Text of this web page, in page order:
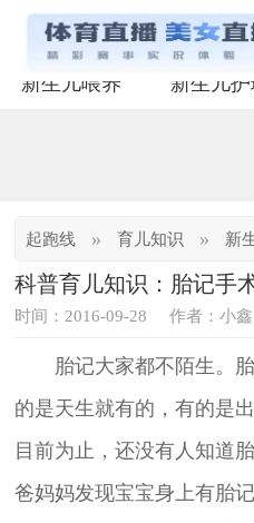
新生儿喂养 新生儿护
起跑线 » 育儿知识 » 新
科普育儿知识：胎记手
时间：2016-09-28 作者：小鑫
胎记大家都不陌生。胎
的是天生就有的，有的是
目前为止，还没有人知道
爸妈妈发现宝宝身上有胎